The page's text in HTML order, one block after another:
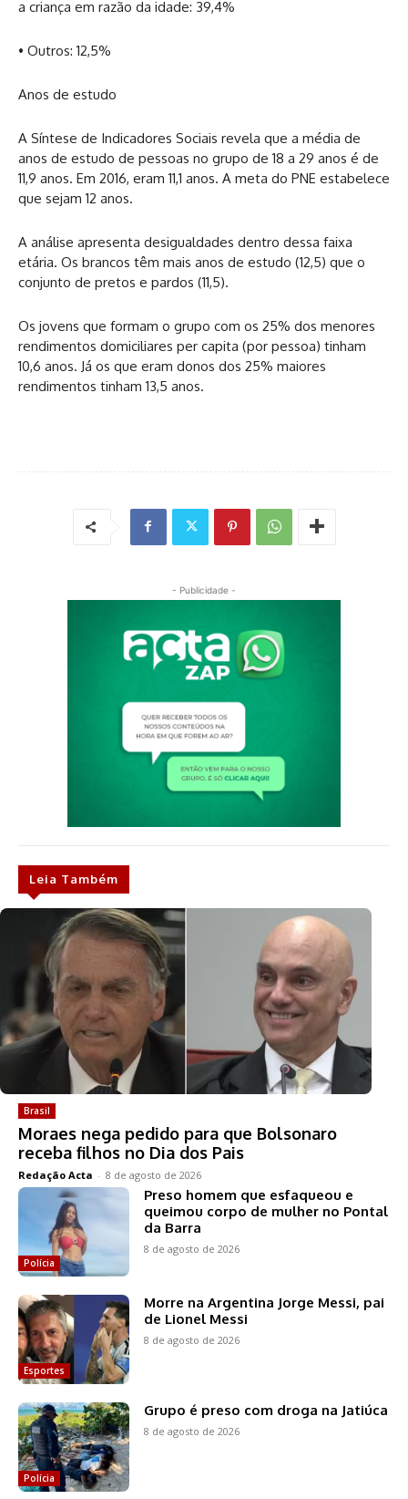
a criança em razão da idade: 39,4%
• Outros: 12,5%
Anos de estudo
A Síntese de Indicadores Sociais revela que a média de
anos de estudo de pessoas no grupo de 18 a 29 anos é de
11,9 anos. Em 2016, eram 11,1 anos. A meta do PNE estabelece
que sejam 12 anos.
A análise apresenta desigualdades dentro dessa faixa
etária. Os brancos têm mais anos de estudo (12,5) que o
conjunto de pretos e pardos (11,5).
Os jovens que formam o grupo com os 25% dos menores
rendimentos domiciliares per capita (por pessoa) tinham
10,6 anos. Já os que eram donos dos 25% maiores
rendimentos tinham 13,5 anos.
- Publicidade -
Leia Também
Brasil
Moraes nega pedido para que Bolsonaro
receba filhos no Dia dos Pais
Redação Acta - 8 de agosto de 2026
Polícia
Preso homem que esfaqueou e
queimou corpo de mulher no Pontal
da Barra
8 de agosto de 2026
Esportes
Morre na Argentina Jorge Messi, pai
de Lionel Messi
8 de agosto de 2026
Polícia
Grupo é preso com droga na Jatiúca
8 de agosto de 2026